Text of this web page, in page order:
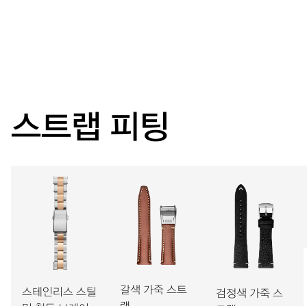
38시간
파워 리저브
Ø 25.60 mm, 11 1/2’’’
와인딩
스트랩 피팅
스테인리스 스틸
갈색 가죽 스트
검정색 가죽 스